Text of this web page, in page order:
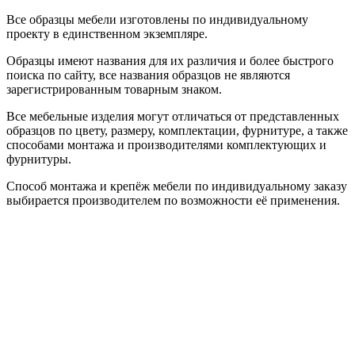
Все образцы мебели изготовлены по индивидуальному
проекту в единственном экземпляре.
Образцы имеют названия для их различия и более быстрого
поиска по сайту, все названия образцов не являются
зарегистрированным товарным знаком.
Все мебельные изделия могут отличаться от представленных
образцов по цвету, размеру, комплектации, фурнитуре, а также
способами монтажа и производителями комплектующих и
фурнитуры.
Способ монтажа и крепёж мебели по индивидуальному заказу
выбирается производителем по возможности её применения.